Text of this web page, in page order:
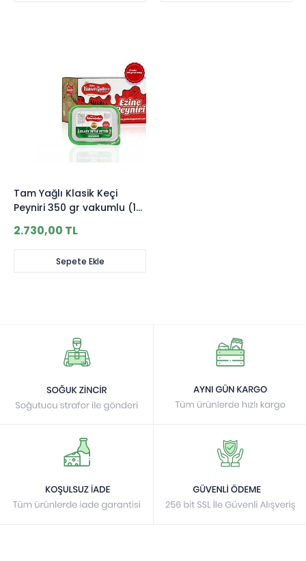
Tam Yağlı Klasik Keçi
Peyniri 350 gr vakumlu (10
2.730,00 TL
Sepete Ekle